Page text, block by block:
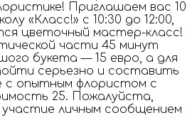
Приглашаем вас 10
«Класс!» с 10:30 до 12:00,
цветочный мастер-класс!
части 45 минут
букета — 15 евро, а для
серьезно и составить
с опытным флористом с
25. Пожалуйста,
личным сообщением